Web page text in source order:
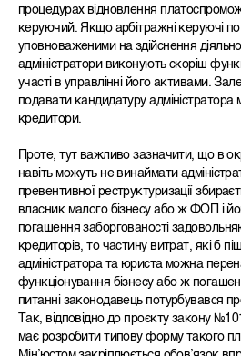
процедурах відновлення
керуючий. Якщо арбітражні керуючі
уповноваженими на здійснення
адміністратори виконують скоріш
участі в управлінні його активами.
подавати кандидатуру
кредитори.
Проте, тут важливо зазначити, що в
навіть можуть не винаймати
превентивної реструктуризації
власник малого бізнесу або ж ФОП і
погашення заборгованості
кредиторів, то частину витрат, які б
адміністратора та юриста можна
функціонування бізнесу або ж
питанні законодавець потурбувався
Так, відповідно до проєкту закону
має розробити типову форму такого